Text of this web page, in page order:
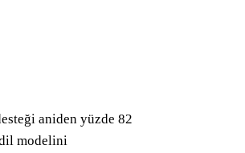
aniden yüzde 82
modelini